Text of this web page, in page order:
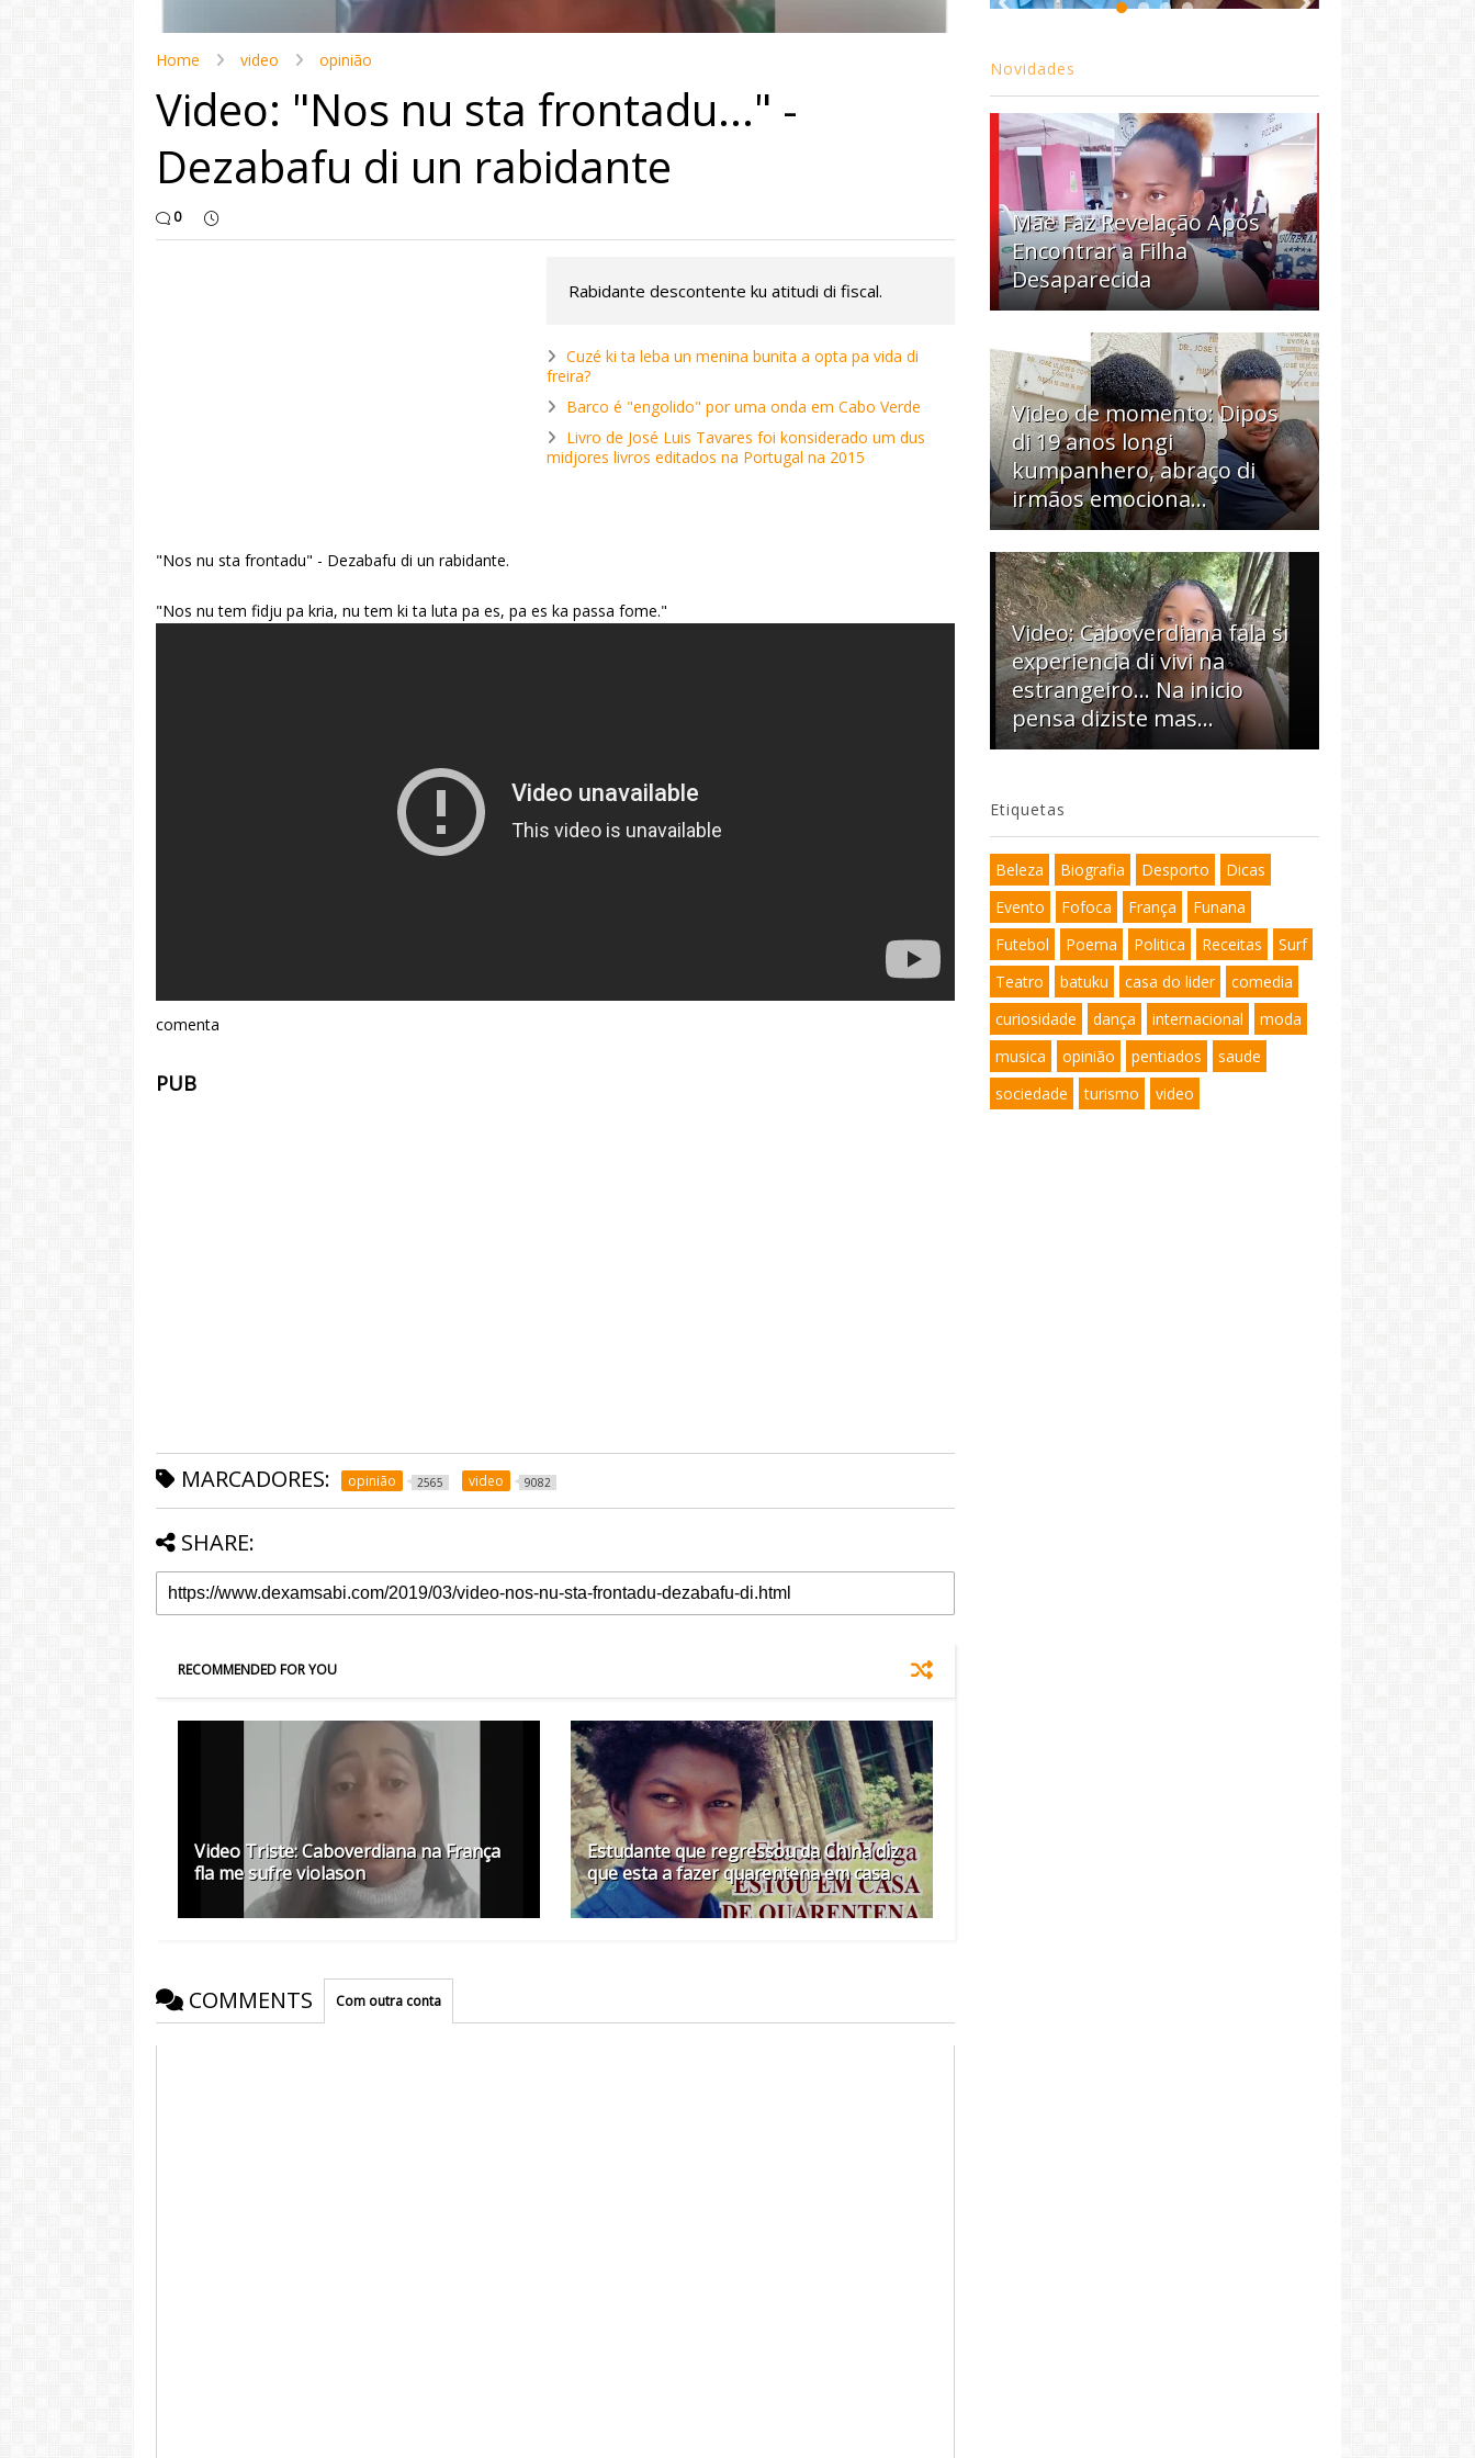
Home video opinião
Video: "Nos nu sta frontadu..." -
Dezabafu di un rabidante
0
Rabidante descontente ku atitudi di fiscal.
Cuzé ki ta leba un menina bunita a opta pa vida di
freira?
Barco é "engolido" por uma onda em Cabo Verde
Livro de José Luis Tavares foi konsiderado um dus
midjores livros editados na Portugal na 2015
"Nos nu sta frontadu" - Dezabafu di un rabidante.
"Nos nu tem fidju pa kria, nu tem ki ta luta pa es, pa es ka passa fome."
comenta
PUB
MARCADORES: opinião 2565 video 9082
SHARE:
RECOMMENDED FOR YOU
Video Triste: Caboverdiana na França
fla me sufre violason
Estudante que regressou da China diz
que esta a fazer quarentena em casa
COMMENTS Com outra conta
Novidades
Mãe Faz Revelação Após
Encontrar a Filha
Desaparecida
Video de momento: Dipos
di 19 anos longi
kumpanhero, abraço di
irmãos emociona…
Video: Caboverdiana fala si
experiencia di vivi na
estrangeiro... Na inicio
pensa diziste mas...
Etiquetas
Beleza Biografia Desporto
Dicas
Evento
Fofoca França
Funana
Futebol
Poema Politica Receitas
Surf
Teatro
batuku casa do lider
comedia
curiosidade
dança internacional
moda
musica
opinião pentiados
saude
sociedade
turismo video